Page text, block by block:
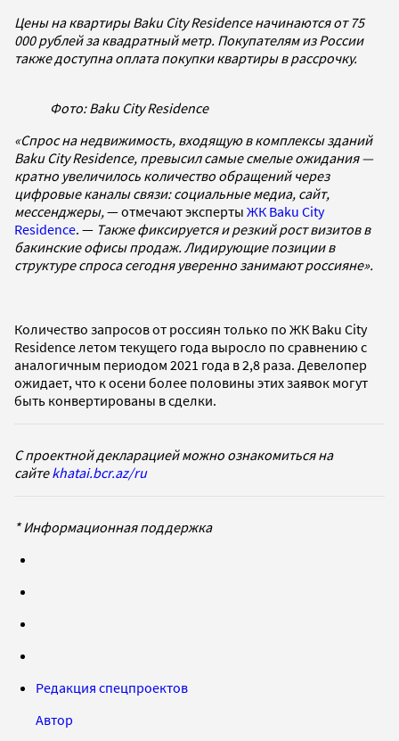
Цены на квартиры Baku City Residence начинаются от 75
000 рублей за квадратный метр. Покупателям из России
также доступна оплата покупки квартиры в рассрочку.
Фото: Baku City Residence
«Спрос на недвижимость, входящую в комплексы зданий
Baku City Residence, превысил самые смелые ожидания —
кратно увеличилось количество обращений через
цифровые каналы связи: социальные медиа, сайт,
мессенджеры,— отмечают эксперты ЖК Baku City
Residence. — Также фиксируется и резкий рост визитов в
бакинские офисы продаж. Лидирующие позиции в
структуре спроса сегодня уверенно занимают россияне».
Количество запросов от россиян только по ЖК Baku City
Residence летом текущего года выросло по сравнению с
аналогичным периодом 2021 года в 2,8 раза. Девелопер
ожидает, что к осени более половины этих заявок могут
быть конвертированы в сделки.
С проектной декларацией можно ознакомиться на
сайтеkhatai.bcr.az/ru
* Информационная поддержка
Редакция спецпроектов
Автор